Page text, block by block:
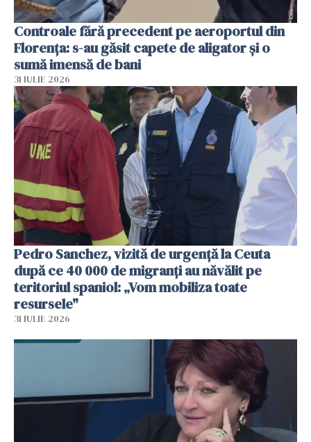
Controale fără precedent pe aeroportul din
Florența: s-au găsit capete de aligator și o
sumă imensă de bani
31 IULIE 2026
Pedro Sanchez, vizită de urgență la Ceuta
după ce 40 000 de migranți au năvălit pe
teritoriul spaniol: „Vom mobiliza toate
resursele"
31 IULIE 2026